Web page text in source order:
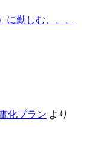
に勤しむ、、、
化プラン より